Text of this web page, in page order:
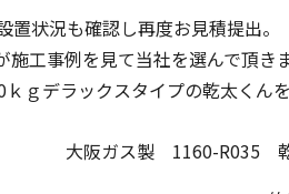
状況も確認し再度お見積提出。
工事例を見て当社を選んで頂き
ｇデラックスタイプの乾太くん
大阪ガス製 1160-R035